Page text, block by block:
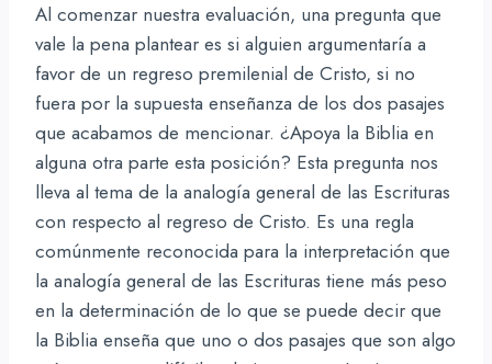
Al comenzar nuestra evaluación, una pregunta que
vale la pena plantear es si alguien argumentaría a
favor de un regreso premilenial de Cristo, si no
fuera por la supuesta enseñanza de los dos pasajes
que acabamos de mencionar. ¿Apoya la Biblia en
alguna otra parte esta posición? Esta pregunta nos
lleva al tema de la analogía general de las Escrituras
con respecto al regreso de Cristo. Es una regla
comúnmente reconocida para la interpretación que
la analogía general de las Escrituras tiene más peso
en la determinación de lo que se puede decir que
la Biblia enseña que uno o dos pasajes que son algo